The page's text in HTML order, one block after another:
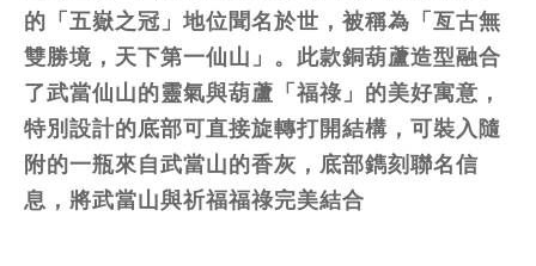
的「五嶽之冠」地位聞名於世，被稱為「亙古無
雙勝境，天下第一仙山」。此款銅葫蘆造型融合
了武當仙山的靈氣與葫蘆「福祿」的美好寓意，
特別設計的底部可直接旋轉打開結構，可裝入隨
附的一瓶來自武當山的香灰，底部鐫刻聯名信
息，將武當山與祈福福祿完美結合